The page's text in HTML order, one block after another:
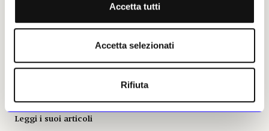
Accetta tutti
Accetta selezionati
Rifiuta
| © Riproduzione riservata
Bianca Celeste
Leggi i suoi articoli